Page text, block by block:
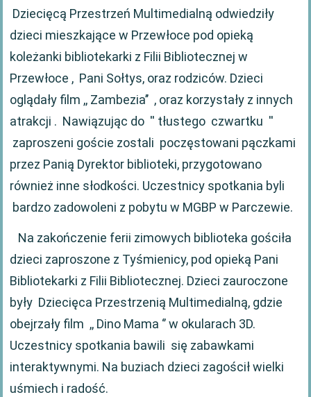
Dziecięcą Przestrzeń Multimedialną odwiedziły
dzieci mieszkające w Przewłoce pod opieką
koleżanki bibliotekarki z Filii Bibliotecznej w
Przewłoce , Pani Sołtys, oraz rodziców. Dzieci
oglądały film ,, Zambezia’’ , oraz korzystały z innych
atrakcji . Nawiązując do '' tłustego czwartku ''
zaproszeni goście zostali poczęstowani pączkami
przez Panią Dyrektor biblioteki, przygotowano
również inne słodkości. Uczestnicy spotkania byli
bardzo zadowoleni z pobytu w MGBP w Parczewie.
Na zakończenie ferii zimowych biblioteka gościła
dzieci zaproszone z Tyśmienicy, pod opieką Pani
Bibliotekarki z Filii Bibliotecznej. Dzieci zauroczone
były Dziecięca Przestrzenią Multimedialną, gdzie
obejrzały film ,, Dino Mama ‘’ w okularach 3D.
Uczestnicy spotkania bawili się zabawkami
interaktywnymi. Na buziach dzieci zagościł wielki
uśmiech i radość.